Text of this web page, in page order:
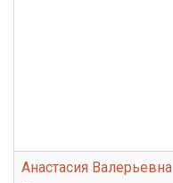
Анастасия Валерьевна